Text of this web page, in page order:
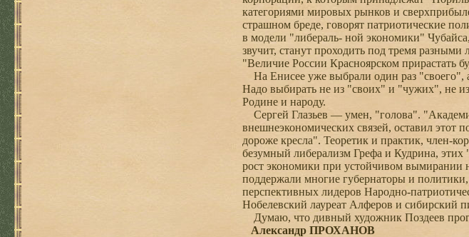
категориями мировых рынков и
страшном бреде, говорят патриотические
в модели "либераль- ной экономики"
звучит, станут проходить под тремя
"Величие России Красноярском прирастать
На Енисее уже выбрали один раз "своего",
Надо выбирать не из "своих" и "чужих", не
Родине и народу.
Сергей Глазьев — умен, "голова".
внешнеэкономических связей, оставил этот
дороже кресла". Теоретик и практик, член-
безумный либерализм Грефа и Кудрина,
рост экономики при устойчивом вымирании
поддержали многие губернаторы и
перспективных лидеров Народно-
Нобелевский лауреат Алферов и сибирский
Думаю, что дивный художник Поздеев
Александр ПРОХАНОВ